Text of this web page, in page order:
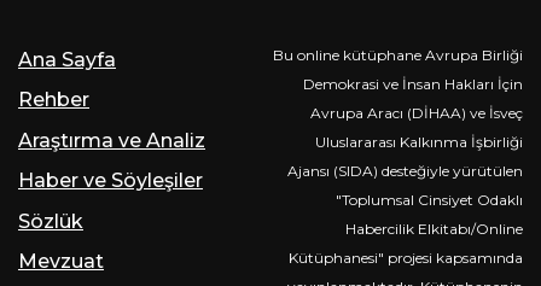
Ana Sayfa
Rehber
Araştırma ve Analiz
Haber ve Söyleşiler
Sözlük
Mevzuat
Bu online kütüphane Avrupa Birliği
Demokrasi ve İnsan Hakları İçin
Avrupa Aracı (DİHAA) ve İsveç
Uluslararası Kalkınma İşbirliği
Ajansı (SIDA) desteğiyle yürütülen
"Toplumsal Cinsiyet Odaklı
Habercilik Elkitabı/Online
Kütüphanesi" projesi kapsamında